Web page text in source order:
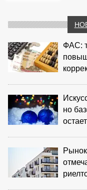
ФАС:
но